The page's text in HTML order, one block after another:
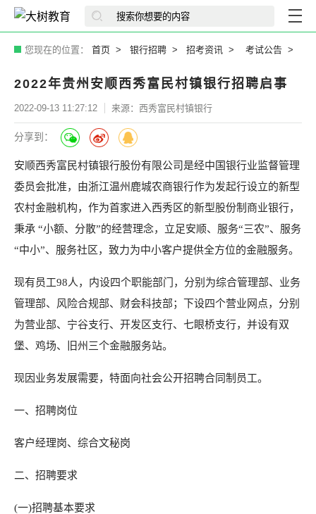
您现在的位置： 首页 银行招聘 招考资讯 考试公告
2022年贵州安顺西秀富民村镇银行招聘启事
2022-09-13 11:27:12 来源：西秀富民村镇银行
分享到：
安顺西秀富民村镇银行股份有限公司是经中国银行业监督管理
委员会批准，由浙江温州鹿城农商银行作为发起行设立的新型
农村金融机构，作为首家进入西秀区的新型股份制商业银行，
秉承 “小额、分散”的经营理念，立足安顺、服务“三农”、服务
“中小”、服务社区，致力为中小客户提供全方位的金融服务。
现有员工98人，内设四个职能部门，分别为综合管理部、业务
管理部、风险合规部、财会科技部；下设四个营业网点，分别
为营业部、宁谷支行、开发区支行、七眼桥支行，并设有双
堡、鸡场、旧州三个金融服务站。
现因业务发展需要，特面向社会公开招聘合同制员工。
一、招聘岗位
客户经理岗、综合文秘岗
二、招聘要求
(一)招聘基本要求